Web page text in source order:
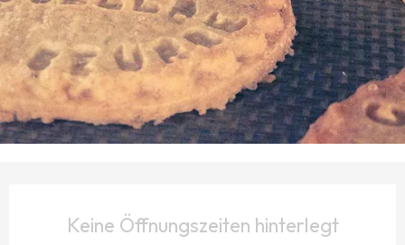
Keine Öffnungszeiten hinterlegt